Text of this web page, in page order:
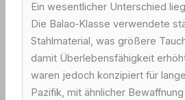
Ein wesentlicher Unterschied
Die Balao‑Klasse verwendete
Stahlmaterial, was größere
damit Überlebensfähigkeit
waren jedoch konzipiert für
Pazifik, mit ähnlicher